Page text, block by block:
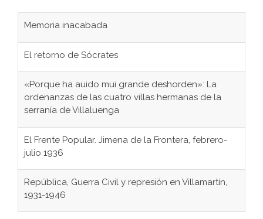
Memoria inacabada
El retorno de Sócrates
«Porque ha auido mui grande deshorden»: La
ordenanzas de las cuatro villas hermanas de la
serranía de Villaluenga
El Frente Popular. Jimena de la Frontera, febrero-
julio 1936
República, Guerra Civil y represión en Villamartín,
1931-1946